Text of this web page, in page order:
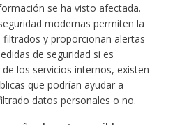
se ha visto afectada.
modernas permiten la
y proporcionan alertas
de seguridad si es
los servicios internos, existen
que podrían ayudar a
datos personales o no.